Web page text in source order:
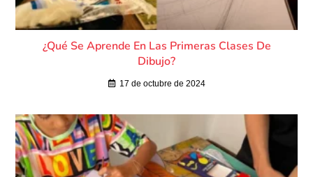
¿Qué Se Aprende En Las Primeras Clases De
Dibujo?
17 de octubre de 2024